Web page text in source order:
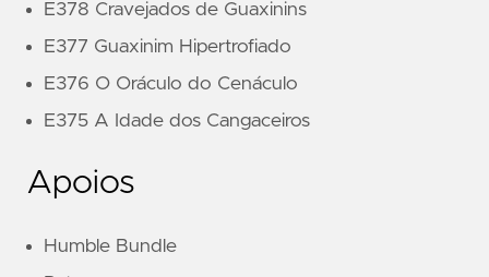
E378 Cravejados de Guaxinins
E377 Guaxinim Hipertrofiado
E376 O Oráculo do Cenáculo
E375 A Idade dos Cangaceiros
Apoios
Humble Bundle